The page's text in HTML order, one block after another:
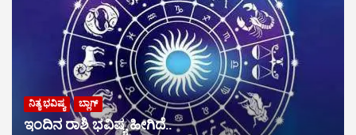
ನಿತ್ಯ ಭವಿಷ್ಯ ಬ್ಲಾಗ್
ಇಂದಿನ ರಾಶಿ ಭವಿಷ್ಯ ಹೀಗಿದೆ..